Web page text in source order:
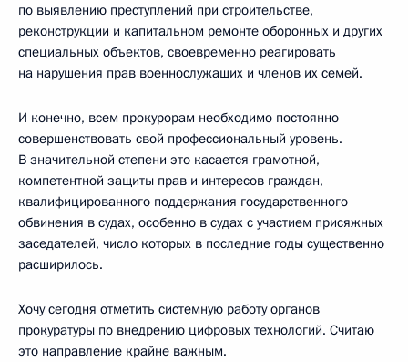
по выявлению преступлений при строительстве,
реконструкции и капитальном ремонте оборонных и других
специальных объектов, своевременно реагировать
на нарушения прав военнослужащих и членов их семей.
И конечно, всем прокурорам необходимо постоянно
совершенствовать свой профессиональный уровень.
В значительной степени это касается грамотной,
компетентной защиты прав и интересов граждан,
квалифицированного поддержания государственного
обвинения в судах, особенно в судах с участием присяжных
заседателей, число которых в последние годы существенно
расширилось.
Хочу сегодня отметить системную работу органов
прокуратуры по внедрению цифровых технологий. Считаю
это направление крайне важным.